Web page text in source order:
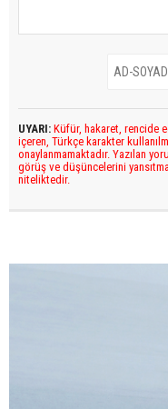
UYARI: Küfür, hakaret, rencide
içeren, Türkçe karakter
onaylanmamaktadır. Yazılan
görüş ve düşüncelerini
niteliktedir.